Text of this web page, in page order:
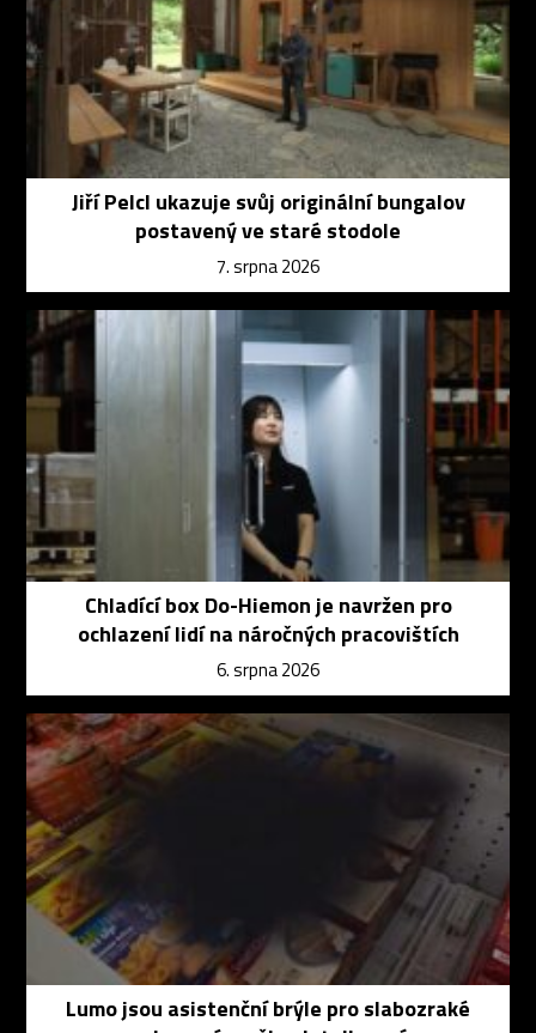
Jiří Pelcl ukazuje svůj originální bungalov
postavený ve staré stodole
7. srpna 2026
Chladící box Do-Hiemon je navržen pro
ochlazení lidí na náročných pracovištích
6. srpna 2026
Lumo jsou asistenční brýle pro slabozraké